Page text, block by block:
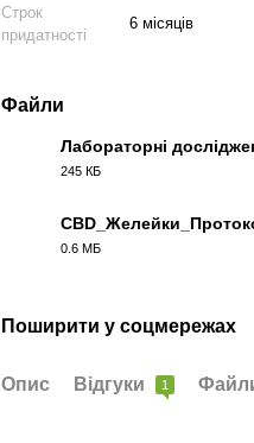
Строк
придатності
6 місяців
Файли
Лабораторні
245 КБ
0.6 МБ
Поширити у соцмережах
Опис Відгуки 1